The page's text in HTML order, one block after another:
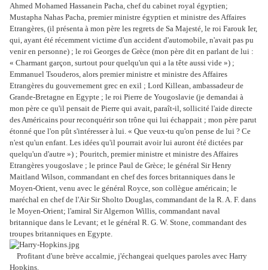
Ahmed Mohamed Hassanein Pacha, chef du cabinet royal égyptien;
Mustapha Nahas Pacha, premier ministre égyptien et ministre des Affaires
Etrangères, (il présenta à mon père les regrets de Sa Majesté, le roi Farouk Ier,
qui, ayant été récemment victime d'un accident d'automobile, n'avait pas pu
venir en personne) ; le roi Georges de Grèce (mon père dit en parlant de lui :
« Charmant garçon, surtout pour quelqu'un qui a la tête aussi vide ») ;
Emmanuel Tsouderos, alors premier ministre et ministre des Affaires
Etrangères du gouvernement grec en exil ; Lord Killean, ambassadeur de
Grande-Bretagne en Egypte ; le roi Pierre de Yougoslavie (je demandai à
mon père ce qu'il pensait de Pierre qui avait, paraît-il, sollicité l'aide directe
des Américains pour reconquérir son trône qui lui échappait ; mon père parut
étonné que l'on pût s'intéresser à lui. « Que veux-tu qu'on pense de lui ? Ce
n'est qu'un enfant. Les idées qu'il pourrait avoir lui auront été dictées par
quelqu'un d'autre ») ; Pouritch, premier ministre et ministre des Affaires
Etrangères yougoslave ; le prince Paul de Grèce; le général Sir Henry
Maitland Wilson, commandant en chef des forces britanniques dans le
Moyen-Orient, venu avec le général Royce, son collègue américain; le
maréchal en chef de l'Air Sir Sholto Douglas, commandant de la R. A. F. dans
le Moyen-Orient; l'amiral Sir Algernon Willis, commandant naval
britannique dans le Levant; et le général R. G. W. Stone, commandant des
troupes britanniques en Egypte.
Profitant d'une brève accalmie, j'échangeai quelques paroles avec Harry
Hopkins.